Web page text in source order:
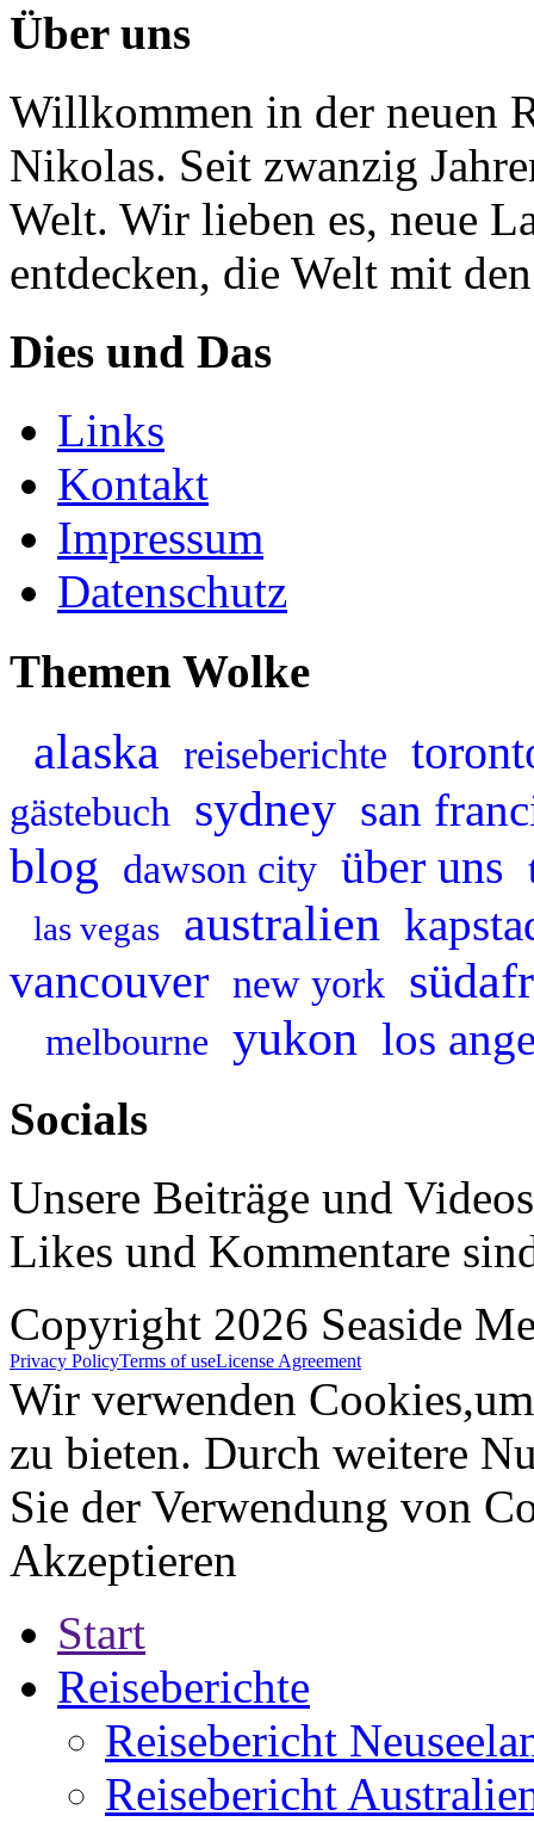
Über uns
Willkommen in der neuen
Nikolas. Seit zwanzig
Welt. Wir lieben es, neue
entdecken, die Welt mit
Dies und Das
Links
Kontakt
Impressum
Datenschutz
Themen Wolke
alaska reiseberichte
gästebuch sydney san
blog dawson city über uns
las vegas australien
vancouver new york
melbourne yukon los
Socials
Unsere Beiträge und
Likes und Kommentare
Copyright 2026 Seaside
Privacy PolicyTerms of useLicense Agreement
Wir verwenden
zu bieten. Durch weitere
Sie der Verwendung von
Akzeptieren
Start
Reiseberichte
Reisebericht
Reisebericht